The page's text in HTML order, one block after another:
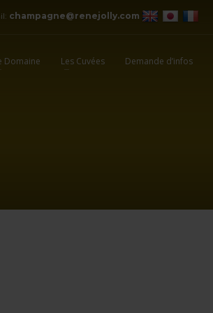
champagne@renejolly.com
Domaine Les Cuvées Demande d’infos